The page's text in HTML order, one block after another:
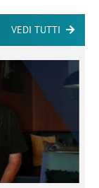
VEDI TUTTI